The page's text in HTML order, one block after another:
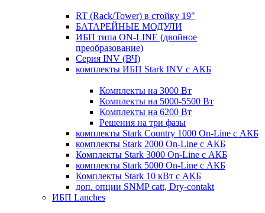
RT (Rack/Tower) в стойку 19"
БАТАРЕЙНЫЕ МОДУЛИ
ИБП типа ON-LINE (двойное
преобразование)
Серия INV (ВЧ)
комплекты ИБП Stark INV с АКБ
Комплекты на 3000 Вт
Комплекты на 5000-5500 Вт
Комплекты на 6200 Вт
Решения на три фазы
комплекты Stark Country 1000 On-Line с АКБ
комплекты Stark 2000 On-Line с АКБ
Комплекты Stark 3000 On-Line с АКБ
комплекты Stark 5000 On-Line с АКБ
Комплекты Stark 10 кВт с АКБ
доп. опции SNMP catt, Dry-contakt
ИБП Lanches